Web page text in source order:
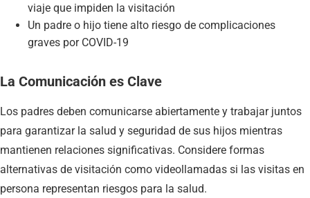
viaje que impiden la visitación
Un padre o hijo tiene alto riesgo de complicaciones
graves por COVID-19
La Comunicación es Clave
Los padres deben comunicarse abiertamente y trabajar juntos
para garantizar la salud y seguridad de sus hijos mientras
mantienen relaciones significativas. Considere formas
alternativas de visitación como videollamadas si las visitas en
persona representan riesgos para la salud.